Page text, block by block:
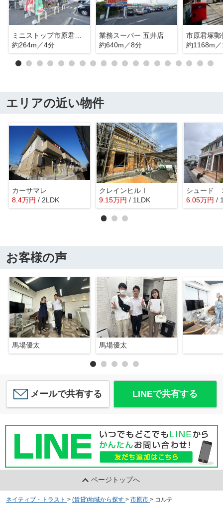
ミニストップ市原君塚店
約264m／4分
業務スーパー 五井店
約640m／8分
市原君塚郵
約1168m
エリアの近い物件
カーサマレ
8.4万円 / 2LDK
クレインヒルⅠ
9.15万円 / 1LDK
シュード
6.05万円 /
お客様の声
馬場優太 馬場優太
メールで共有する LINEで共有する
ページトップへ
ネイティブ・トラスト > (賃貸)地域から探す > 市原市 > コルテ